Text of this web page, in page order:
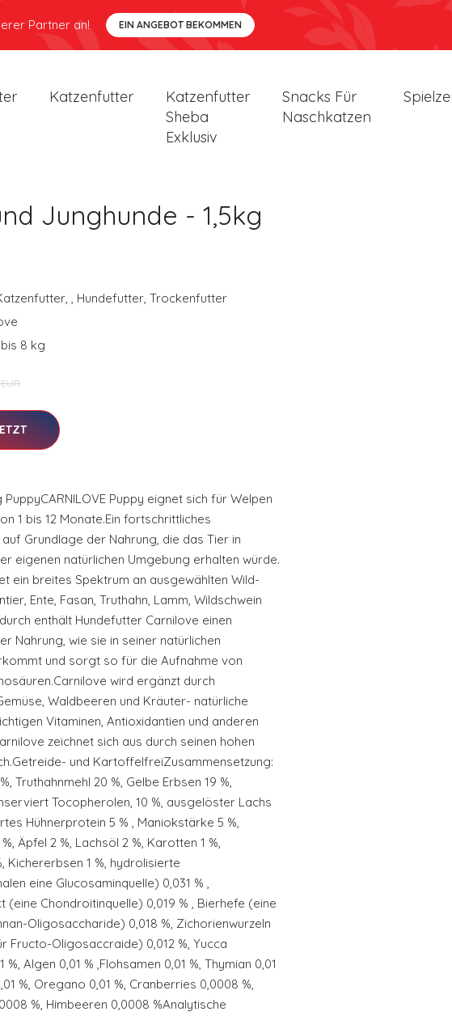
Partner an! EIN ANGEBOT BEKOMMEN
Katzenfutter
Katzenfutter
Sheba
Exklusiv
Snacks Für
Naschkatzen
Junghunde - 1,5kg
, , Hundefutter, Trockenfutter
8 kg
Puppy eignet sich für Welpen
1 bis 12 Monate.Ein fortschrittliches
Grundlage der Nahrung, die das Tier in
eigenen natürlichen Umgebung erhalten würde.
ein breites Spektrum an ausgewählten Wild-
Ente, Fasan, Truthahn, Lamm, Wildschwein
enthält Hundefutter Carnilove einen
Nahrung, wie sie in seiner natürlichen
und sorgt so für die Aufnahme von
wird ergänzt durch
Waldbeeren und Kräuter- natürliche
Vitaminen, Antioxidantien und anderen
zeichnet sich aus durch seinen hohen
und KartoffelfreiZusammensetzung:
Truthahnmehl 20 %, Gelbe Erbsen 19 %,
Tocopherolen, 10 %, ausgelöster Lachs
Hühnerprotein 5 % , Maniokstärke 5 %,
Äpfel 2 %, Lachsöl 2 %, Karotten 1 %,
Kichererbsen 1 %, hydrolisierte
eine Glucosaminquelle) 0,031 % ,
(eine Chondroitinquelle) 0,019 % , Bierhefe (eine
Oligosaccharide) 0,018 %, Zichorienwurzeln
Fructo-Oligosaccraide) 0,012 %, Yucca
%, Algen 0,01 % ,Flohsamen 0,01 %, Thymian 0,01
%, Oregano 0,01 %, Cranberries 0,0008 %,
%, Himbeeren 0,0008 %Analytische